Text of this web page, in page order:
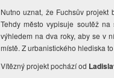
Nutno uznat, že Fuchsův projekt
Tehdy město vypisuje soutěž
výhledem na dva roky, aby se v
místě. Z urbanistického hlediska
Vítězný projekt pochází od